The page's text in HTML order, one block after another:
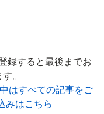
録すると最後までお
。
はすべての記事をご
みはこちら